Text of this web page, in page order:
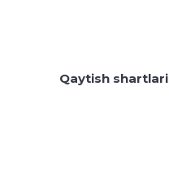
Qaytish shartlari